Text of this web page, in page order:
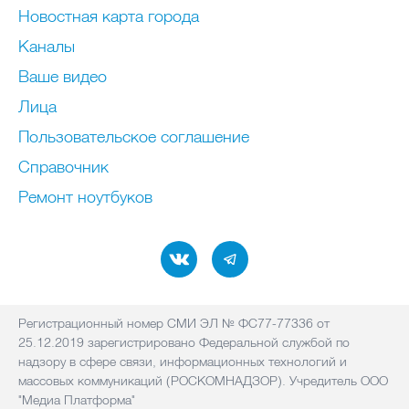
Новостная карта города
Каналы
Ваше видео
Лица
Пользовательское соглашение
Справочник
Ремонт нoутбуков
Регистрационный номер СМИ ЭЛ № ФС77-77336 от
25.12.2019 зарегистрировано Федеральной службой по
надзору в сфере связи, информационных технологий и
массовых коммуникаций (РОСКОМНАДЗОР). Учредитель ООО
"Медиа Платформа"